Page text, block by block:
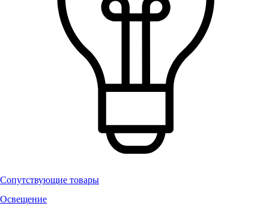
Сопутствующие товары
Освещение